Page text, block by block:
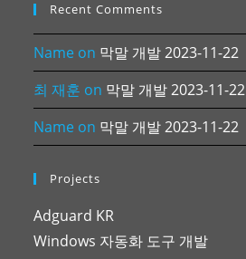
Recent Comments
Name on 막말 개발 2023-11-22
최 재훈 on 막말 개발 2023-11-22
Name on 막말 개발 2023-11-22
Projects
Adguard KR
Windows 자동화 도구 개발